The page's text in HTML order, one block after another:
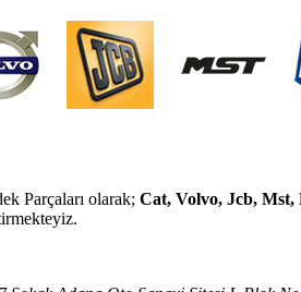
Parçaları olarak; Cat, Volvo, Jcb, Mst,